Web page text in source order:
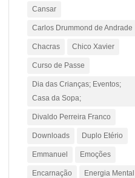
Cansar
Carlos Drummond de Andrade
Chacras Chico Xavier
Curso de Passe
Dia das Crianças; Eventos;
Casa da Sopa;
Divaldo Perreira Franco
Downloads Duplo Etério
Emmanuel Emoções
Encarnação Energia Mental